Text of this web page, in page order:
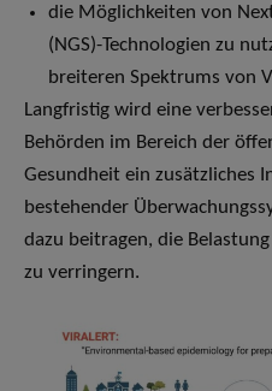
die Möglichkeiten von
(NGS)-Technologien zu
breiteren Spektrums von
Langfristig wird eine
Behörden im Bereich der
Gesundheit ein zusätzliches
bestehender
dazu beitragen, die
zu verringern.